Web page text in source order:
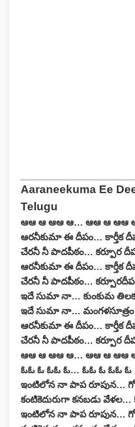
Aaraneekuma Ee
Telugu
ఆఆ ఆ ఆఆ ఆ… ఆఆ ఆ ఆఆ
ఆరనీకుమా ఈ దీపం… కార్తీక
చేరనీ నీ పాదపీఠం… కర్పూర
ఆరనీకుమా ఈ దీపం… కార్తీక
చేరనీ నీ పాదపీఠం…
ఇదే సుమా నా… కుంకుమ
ఇదే సుమా నా… మంగళసూత్రం
ఆరనీకుమా ఈ దీపం… కార్తీక
చేరనీ నీ పాదపీఠం… కర్పూర
ఆఆ ఆ ఆఆ ఆ… ఆఆ ఆ ఆఆ
ఓఓ ఓ ఓఓ ఓ… ఓఓ ఓ ఓఓ ఓ
ఇంటిలోన నా పాప రూపున…
కంటికెదురుగా కనబడు వేళల…
ఇంటిలోన నా పాప రూపున…